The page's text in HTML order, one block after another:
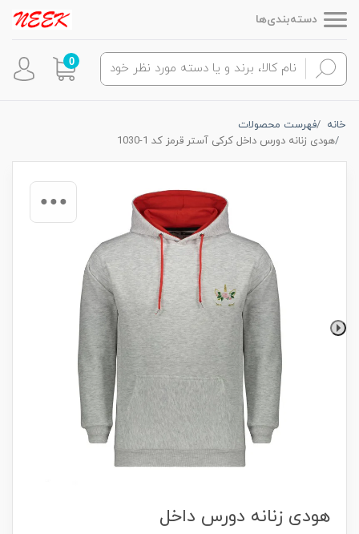
دسته‌بندی‌ها
0
خانه
فهرست محصولات
هودی زنانه دورس داخل کرکی آستر قرمز کد 1-1030
هودی زنانه دورس داخل